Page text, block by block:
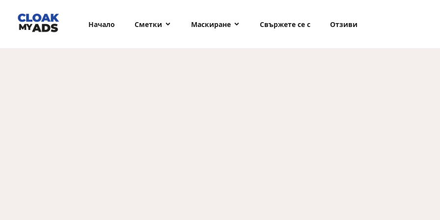
Начало Сметки Маскиране Свържете се с Отзиви